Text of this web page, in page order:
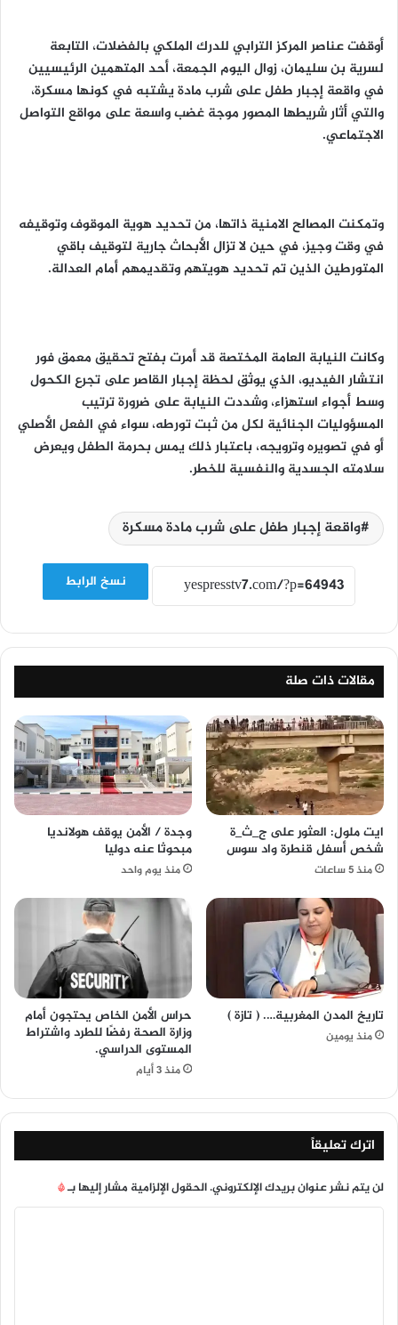
أوقفت عناصر المركز الترابي للدرك الملكي بالفضلات، التابعة
لسرية بن سليمان، زوال اليوم الجمعة، أحد المتهمين الرئيسيين
في واقعة إجبار طفل على شرب مادة يشتبه في كونها مسكرة،
والتي أثار شريطها المصور موجة غضب واسعة على مواقع التواصل
الاجتماعي.
وتمكنت المصالح الامنية ذاتها، من تحديد هوية الموقوف وتوقيفه
في وقت وجيز، في حين لا تزال الأبحاث جارية لتوقيف باقي
المتورطين الذين تم تحديد هويتهم وتقديمهم أمام العدالة.
وكانت النيابة العامة المختصة قد أمرت بفتح تحقيق معمق فور
انتشار الفيديو، الذي يوثق لحظة إجبار القاصر على تجرع الكحول
وسط أجواء استهزاء، وشددت النيابة على ضرورة ترتيب
المسؤوليات الجنائية لكل من ثبت تورطه، سواء في الفعل الأصلي
أو في تصويره وترويجه، باعتبار ذلك يمس بحرمة الطفل ويعرض
سلامته الجسدية والنفسية للخطر.
واقعة إجبار طفل على شرب مادة مسكرة
نسخ الرابط
مقالات ذات صلة
ايت ملول: العثور على ج_ث_ة
شخص أسفل قنطرة واد سوس
منذ 5 ساعات
وجدة / الأمن يوقف هولانديا
مبحوثا عنه دوليا
منذ يوم واحد
تاريخ المدن المغربية…. ( تازة )
منذ يومين
حراس الأمن الخاص يحتجون أمام
وزارة الصحة رفضًا للطرد واشتراط
المستوى الدراسي.
منذ 3 أيام
اترك تعليقاً
لن يتم نشر عنوان بريدك الإلكتروني.الحقول الإلزامية مشار إليها بـ*